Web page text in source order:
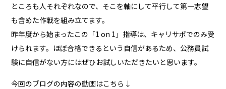
ところも人それぞれなので、そこを軸にして平行して第一志望
も含めた作戦を組み立てます。
昨年度から始まったこの「1 on 1」指導は、キャリサポでのみ受
けられます。ほぼ合格できるという自信があるため、公務員試
験に自信がない方にはぜひお試しいただきたいと思います。
今回のブログの内容の動画はこちら↓